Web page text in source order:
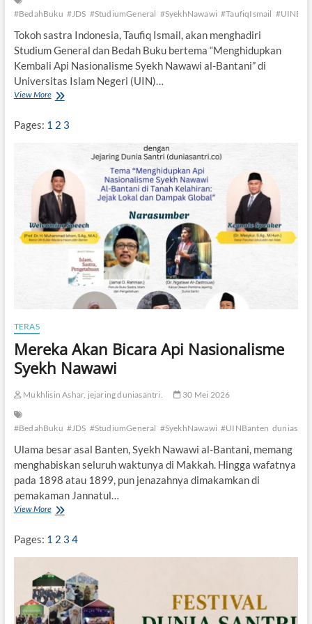
P
a
n
t
r
M
g
g
i
#BedahBuku #JDS #StudiumGeneral #SyekhNawawi #TaufiqIsmail
Tokoh sastra Indonesia, Taufiq Ismail, akan menghadiri
Studium General dan Bedah Buku bertema “Menghidupkan
Kembali Api Nasionalisme Syekh Nawawi al-Bantani” di
Universitas Islam Negeri (UIN)…
View MoreT
f
I
s
m
l
A
r
i
A
a
J
d
i
U
I
a
n
e
n
Pages: 1 2 3
TERAS
Mereka Akan Bicara Api Nasionalisme
Syekh Nawawi
Mukhlisin Ashar, jejaring duniasantri. 30 Mei 2026
#BedahBuku #JDS #StudiumGeneral #SyekhNawawi #UINBanten
Ulama besar asal Banten, Syekh Nawawi al-Bantani, memang
menghabiskan seluruh waktunya di Makkah. Hingga wafatnya
pada 1898 atau 1899, pun jenazahnya dimakamkan di
pemakaman Jannatul…
View MoreM
e
k
a
A
k
a
n
Pages: 1 2 3 4